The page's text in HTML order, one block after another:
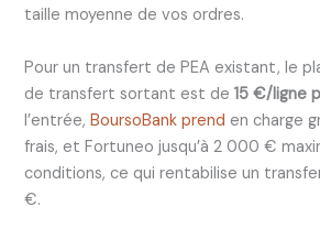
taille moyenne de vos ordres.
Pour un transfert de PEA existant, le
de transfert sortant est de15 €/ligne
l’entrée,BoursoBank prend en charge
frais, et Fortuneo jusqu’à 2 000 €
conditions, ce qui rentabilise un
€.